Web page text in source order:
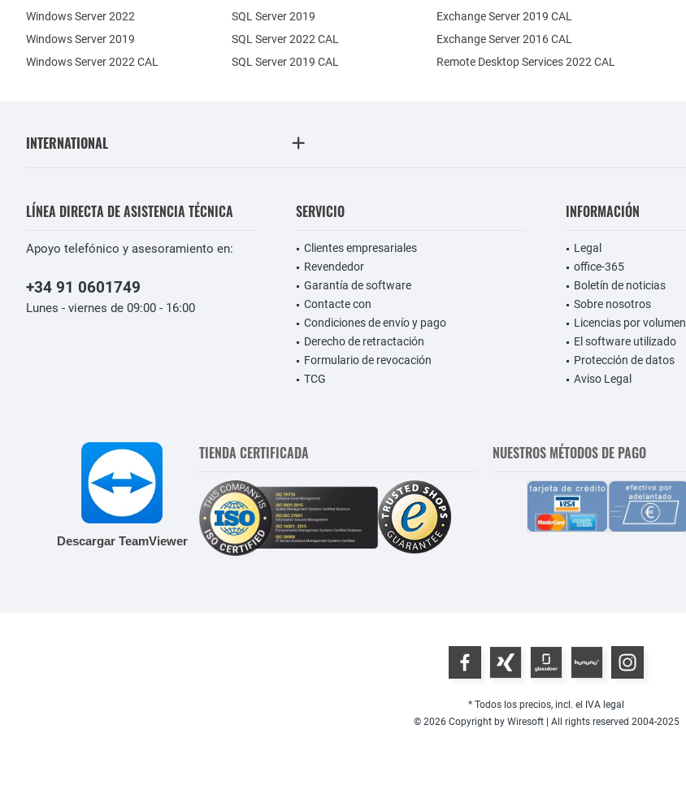
Windows Server 2022
Windows Server 2019
SQL Server 2019
Windows Server 2022 CAL
SQL Server 2022 CAL
SQL Server 2019 CAL
Remote Desktop Services 2022 CAL
Exchange Server 2019 CAL
Exchange Server 2016 CAL
INTERNATIONAL
LÍNEA DIRECTA DE ASISTENCIA TÉCNICA
Apoyo telefónico y asesoramiento en:
+34 91 0601749
Lunes - viernes de 09:00 - 16:00
SERVICIO
Clientes empresariales
Revendedor
Garantía de software
Contacte con
Condiciones de envío y pago
Derecho de retractación
Formulario de revocación
TCG
INFORMACIÓN
Legal
office-365
Boletín de noticias
Sobre nosotros
Licencias por volumen
El software utilizado
Protección de datos
Aviso Legal
Descargar TeamViewer
TIENDA CERTIFICADA NUESTROS MÉTODOS DE PAGO
* Todos los precios, incl. el IVA legal
© 2026 Copyright by Wiresoft | All rights reserved 2004-2025